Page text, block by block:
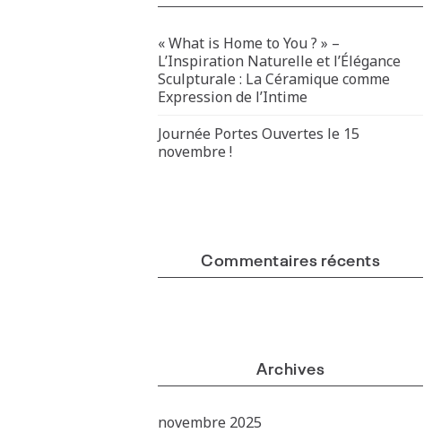
« What is Home to You ? » –
L’Inspiration Naturelle et l’Élégance
Sculpturale : La Céramique comme
Expression de l’Intime
Journée Portes Ouvertes le 15
novembre !
Commentaires récents
Archives
novembre 2025